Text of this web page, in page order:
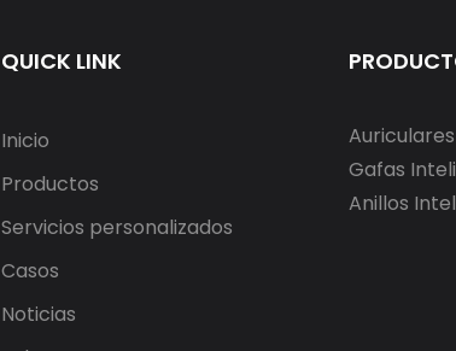
QUICK LINK
Inicio
Productos
Servicios personalizados
Casos
Noticias
Gafas
Anillos